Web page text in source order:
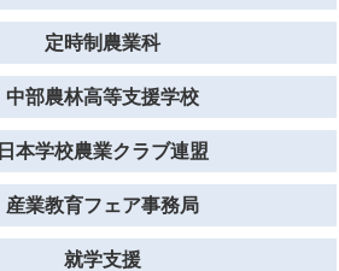
定時制農業科
中部農林高等支援学校
日本学校農業クラブ連盟
産業教育フェア事務局
就学支援